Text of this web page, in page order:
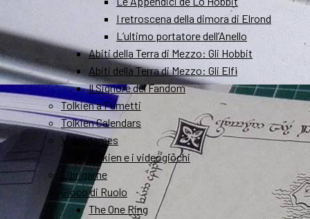
I retroscena della dimora di Elrond
L’ultimo portatore dell’Anello
Abiti della Terra di Mezzo: Gli Hobbit
Abiti della Terra di Mezzo: Gli Elfi
Il Signore del Fandom
Tolkien a Fumetti
Tolkien Calendars
Videogames
Tolkien e i videogiochi
Librigame
Gioco di Ruolo
The One Ring